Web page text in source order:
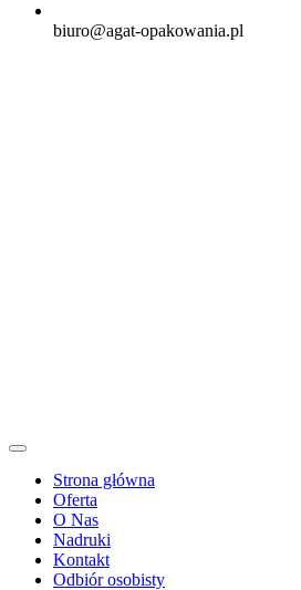
biuro@agat-opakowania.pl
Strona główna
Oferta
O Nas
Nadruki
Kontakt
Odbiór osobisty